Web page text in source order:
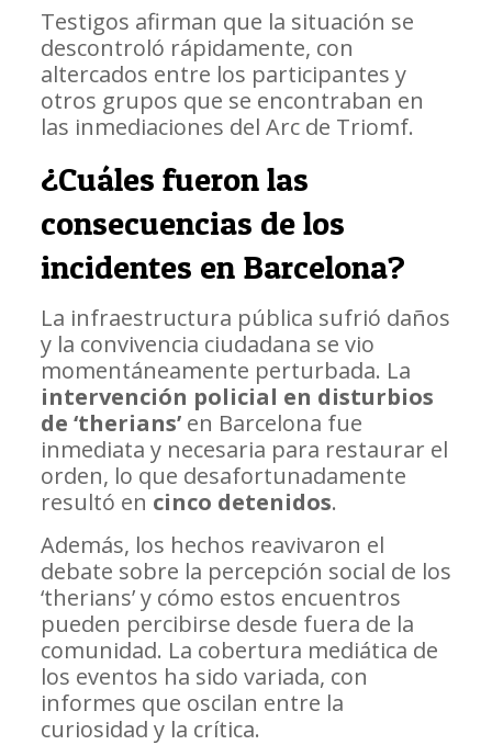
Testigos afirman que la situación se
descontroló rápidamente, con
altercados entre los participantes y
otros grupos que se encontraban en
las inmediaciones del Arc de Triomf.
¿Cuáles fueron las
consecuencias de los
incidentes en Barcelona?
La infraestructura pública sufrió daños
y la convivencia ciudadana se vio
momentáneamente perturbada. La
intervención policial en disturbios
de ‘therians’en Barcelona fue
inmediata y necesaria para restaurar el
orden, lo que desafortunadamente
resultó en cinco detenidos.
Además, los hechos reavivaron el
debate sobre la percepción social de los
‘therians’ y cómo estos encuentros
pueden percibirse desde fuera de la
comunidad. La cobertura mediática de
los eventos ha sido variada, con
informes que oscilan entre la
curiosidad y la crítica.